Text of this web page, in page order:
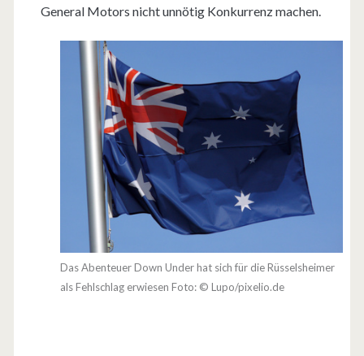
General Motors nicht unnötig Konkurrenz machen.
Das Abenteuer Down Under hat sich für die Rüsselsheimer
als Fehlschlag erwiesen Foto: © Lupo/pixelio.de